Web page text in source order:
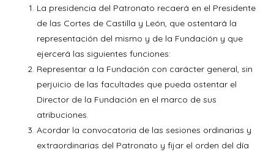
La presidencia del Patronato recaerá en el Presidente
de las Cortes de Castilla y León, que ostentará la
representación del mismo y de la Fundación y que
ejercerá las siguientes funciones:
Representar a la Fundación con carácter general, sin
perjuicio de las facultades que pueda ostentar el
Director de la Fundación en el marco de sus
atribuciones.
Acordar la convocatoria de las sesiones ordinarias y
extraordinarias del Patronato y fijar el orden del día